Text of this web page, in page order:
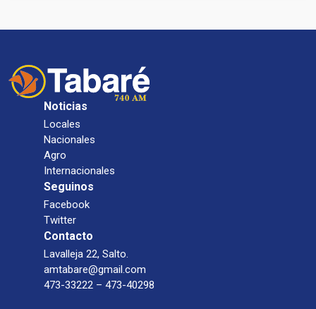
Noticias
Locales
Nacionales
Agro
Internacionales
Seguinos
Facebook
Twitter
Contacto
Lavalleja 22, Salto.
amtabare@gmail.com
473-33222 – 473-40298